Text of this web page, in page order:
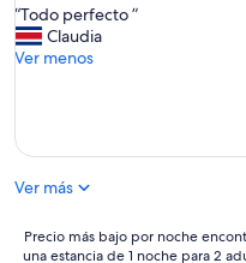
10,
Excepcional,
(213
“
T
o
e
f
“Todo perfecto ”
Claudia
Ver menos
Ver más
Precio
más
Precio más bajo por noche
una estancia de 1 noche para 2